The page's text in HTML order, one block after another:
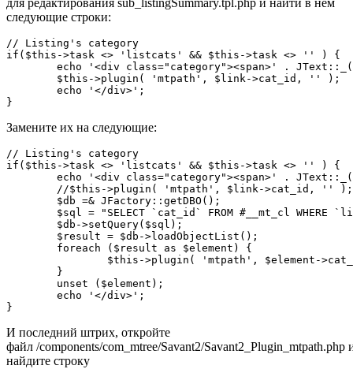
для редактирования sub_listingSummary.tpl.php и найти в нем
следующие строки:
// Listing's category
if($this->task <> 'listcats' && $this->task <> '' ) {
}
Замените их на следующие:
// Listing's category
if($this->task <> 'listcats' && $this->task <> '' ) {
}
И последний штрих, откройте
файл /components/com_mtree/Savant2/Savant2_Plugin_mtpath.php
найдите строку